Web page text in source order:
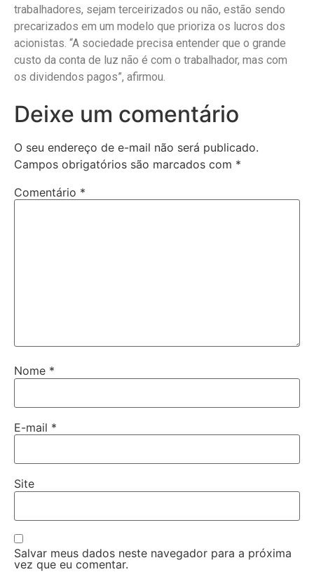
trabalhadores, sejam terceirizados ou não, estão sendo
precarizados em um modelo que prioriza os lucros dos
acionistas. “A sociedade precisa entender que o grande
custo da conta de luz não é com o trabalhador, mas com
os dividendos pagos”, afirmou.
Deixe um comentário
O seu endereço de e-mail não será publicado.
Campos obrigatórios são marcados com *
Comentário *
Nome *
E-mail *
Site
Salvar meus dados neste navegador para a próxima
vez que eu comentar.